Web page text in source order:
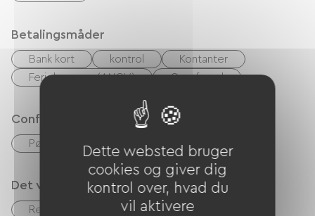
Betalingsmåder
Bank kort kontrol
Kontanter
Feriekuponer (ANCV)
Overførsel
Confort
Pøle à bois
Det vi er gode til
Rengøring med tillæg
Dette websted bruger
cookies og giver dig
kontrol over, hvad du
vil aktivere